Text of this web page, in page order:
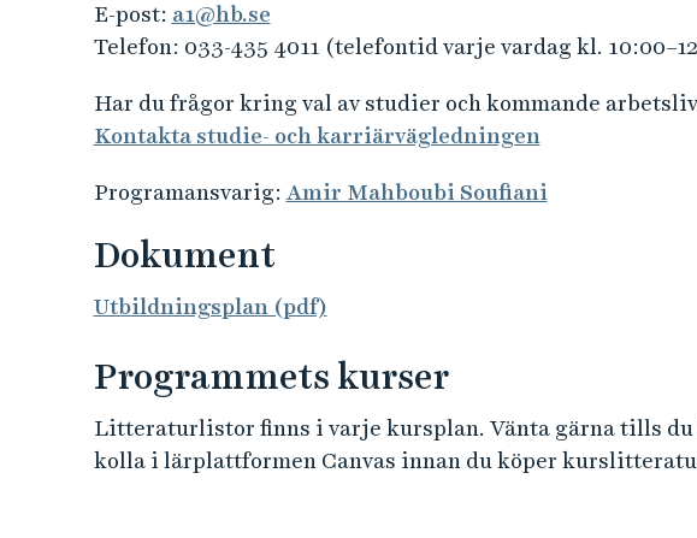
E-post: a1@hb.se
Telefon: 033-435 4011 (telefontid varje vardag kl.
Har du frågor kring val av studier och kommande
Kontakta studie- och karriärvägledningen
Programansvarig: Amir Mahboubi Soufiani
Dokument
Utbildningsplan (pdf)
Programmets kurser
Litteraturlistor finns i varje kursplan. Vänta gärna tills
kolla i lärplattformen Canvas innan du köper